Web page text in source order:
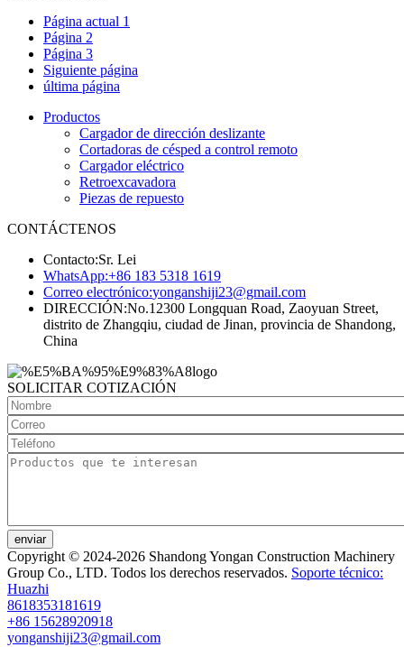
Página actual 1
Página 2
Página 3
Siguiente página
última página
Productos
Cargador de dirección deslizante
Cortadoras de césped a control remoto
Cargador eléctrico
Retroexcavadora
Piezas de repuesto
CONTÁCTENOS
Contacto:Sr. Lei
WhatsApp:+86 183 5318 1619
Correo electrónico:yonganshiji23@gmail.com
DIRECCIÓN:No.12300 Longquan Road, Zaoyuan Street,
distrito de Zhangqiu, ciudad de Jinan, provincia de Shandong,
China
SOLICITAR COTIZACIÓN
enviar
Copyright © 2024-2026 Shandong Yongan Construction Machinery
Group Co., LTD. Todos los derechos reservados. Soporte técnico:
Huazhi
8618353181619
+86 15628920918
yonganshiji23@gmail.com